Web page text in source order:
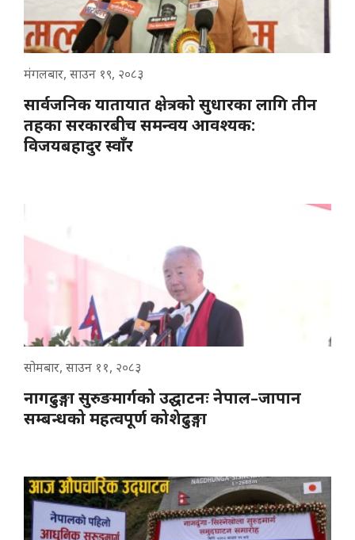
मंगलबार, साउन १९, २०८३
सार्वजनिक यातायात क्षेत्रको सुधारका लागि तीन
तहका सरकारबीच समन्वय आवश्यक:
विजयबहादुर स्वाँर
सोमबार, साउन ११, २०८३
नागढुङ्गा सुरुङमार्गको उद्घाटनः नेपाल–जापान
सम्बन्धको महत्वपूर्ण कोशेढुङ्गा